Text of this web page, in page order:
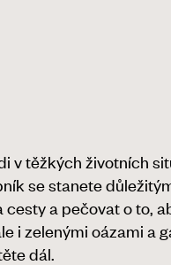
v těžkých životních
se stanete
a pečovat o to,
i zelenými oázami a
dál.